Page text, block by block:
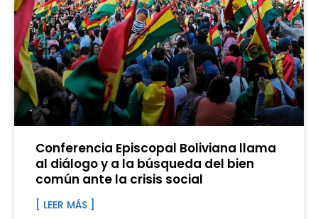
Conferencia Episcopal Boliviana llama
al diálogo y a la búsqueda del bien
común ante la crisis social
[ LEER MÁS ]